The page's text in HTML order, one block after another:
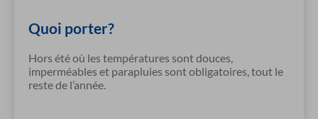
Quoi porter?
Hors été où les températures sont douces,
imperméables et parapluies sont obligatoires, tout le
reste de l’année.